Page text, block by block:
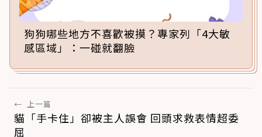
狗狗哪些地方不喜歡被摸？專家列「4大敏
感區域」：一碰就翻臉
← 上一篇
貓「手卡住」卻被主人誤會 回頭求救表情超委
屈